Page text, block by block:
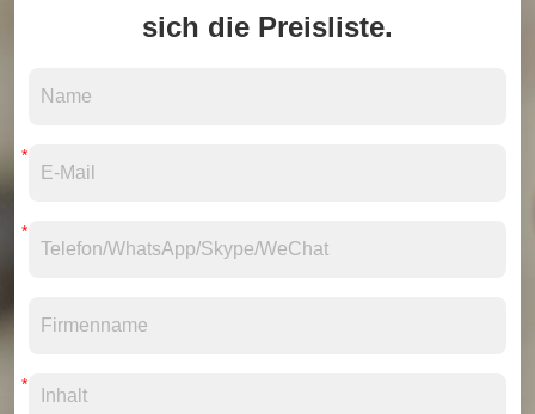
sich die Preisliste.